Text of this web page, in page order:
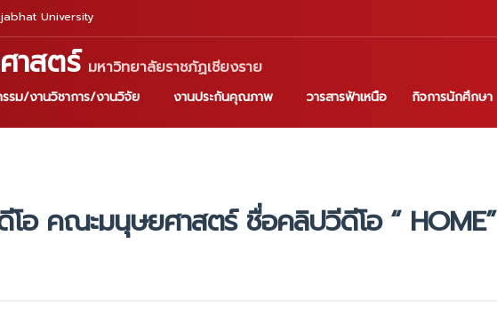
University
าสตร์ มหาวิทยาลัยราชภัฏเชียงราย
รม/งานวิชาการ/งานวิจัย งานประกันคุณภาพ วารสารฟ้าเหนือ กิจการนักศึกษา
โอ คณะมนุษยศาสตร์ ชื่อคลิปวีดีโอ “ HOME”